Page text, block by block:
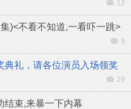
12
)<不看不知道,一看吓一跳>
9
典礼，请各位演员入场领奖
29
结束,来暴一下内幕